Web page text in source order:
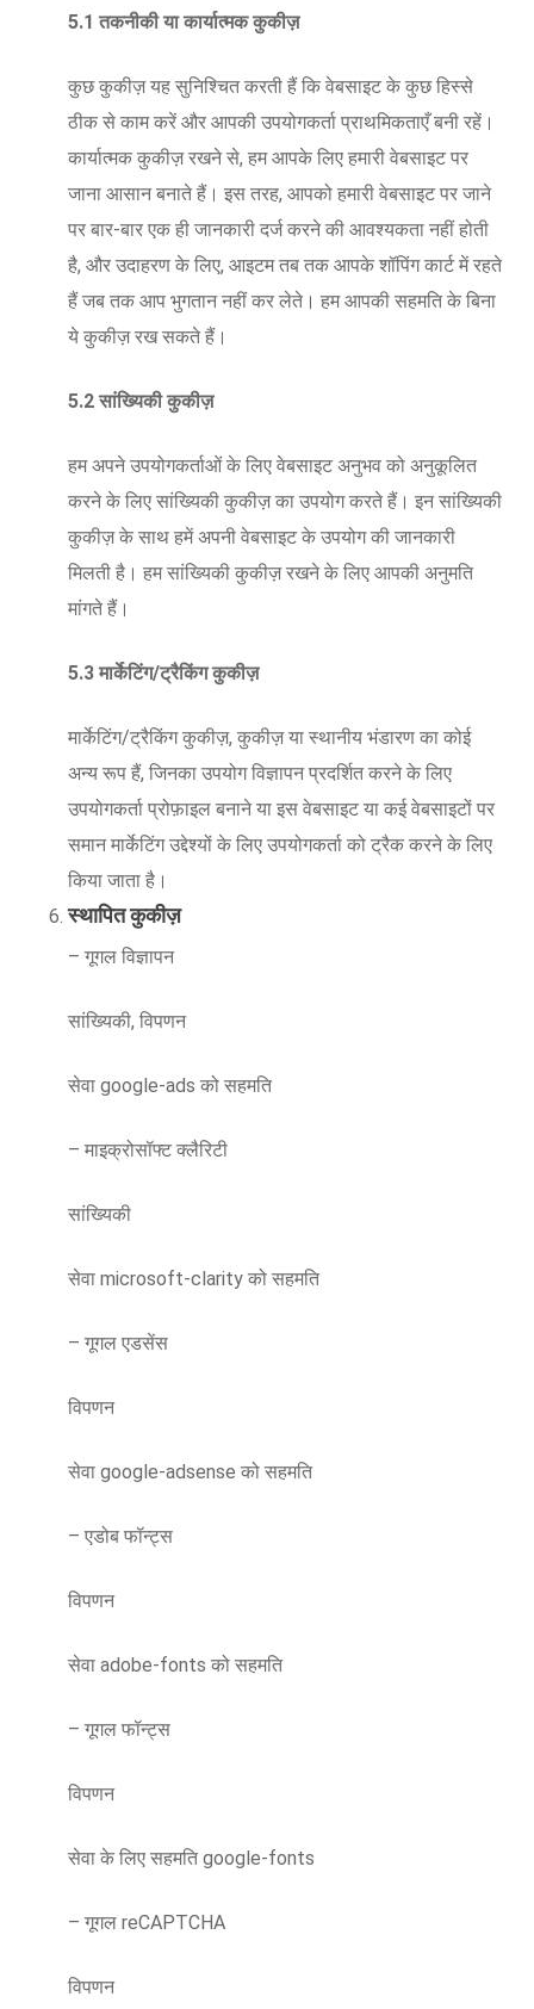
5.1 तकनीकी या कार्यात्मक कुकीज़
कुछ कुकीज़ यह सुनिश्चित करती हैं कि वेबसाइट के कुछ हिस्से
ठीक से काम करें और आपकी उपयोगकर्ता प्राथमिकताएँ बनी रहें।
कार्यात्मक कुकीज़ रखने से, हम आपके लिए हमारी वेबसाइट पर
जाना आसान बनाते हैं। इस तरह, आपको हमारी वेबसाइट पर जाने
पर बार-बार एक ही जानकारी दर्ज करने की आवश्यकता नहीं होती
है, और उदाहरण के लिए, आइटम तब तक आपके शॉपिंग कार्ट में रहते
हैं जब तक आप भुगतान नहीं कर लेते। हम आपकी सहमति के बिना
ये कुकीज़ रख सकते हैं।
5.2 सांख्यिकी कुकीज़
हम अपने उपयोगकर्ताओं के लिए वेबसाइट अनुभव को अनुकूलित
करने के लिए सांख्यिकी कुकीज़ का उपयोग करते हैं। इन सांख्यिकी
कुकीज़ के साथ हमें अपनी वेबसाइट के उपयोग की जानकारी
मिलती है। हम सांख्यिकी कुकीज़ रखने के लिए आपकी अनुमति
मांगते हैं।
5.3 मार्केटिंग/ट्रैकिंग कुकीज़
मार्केटिंग/ट्रैकिंग कुकीज़, कुकीज़ या स्थानीय भंडारण का कोई
अन्य रूप हैं, जिनका उपयोग विज्ञापन प्रदर्शित करने के लिए
उपयोगकर्ता प्रोफ़ाइल बनाने या इस वेबसाइट या कई वेबसाइटों पर
समान मार्केटिंग उद्देश्यों के लिए उपयोगकर्ता को ट्रैक करने के लिए
किया जाता है।
स्थापित कुकीज़
– गूगल विज्ञापन
सांख्यिकी, विपणन
सेवा google-ads को सहमति
– माइक्रोसॉफ्ट क्लैरिटी
सांख्यिकी
सेवा microsoft-clarity को सहमति
– गूगल एडसेंस
विपणन
सेवा google-adsense को सहमति
– एडोब फॉन्ट्स
विपणन
सेवा adobe-fonts को सहमति
– गूगल फॉन्ट्स
विपणन
सेवा के लिए सहमति google-fonts
– गूगल reCAPTCHA
विपणन